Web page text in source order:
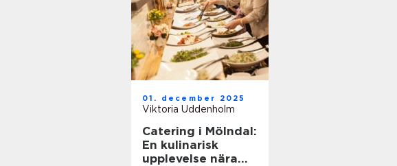
01. december 2025
Viktoria Uddenholm
Catering i Mölndal:
En kulinarisk
upplevelse nära